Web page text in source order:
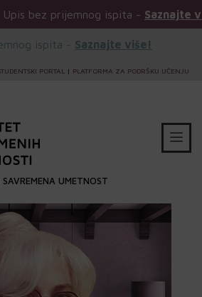
ispita -Saznajte više!
ispita - Saznajte više!
PORTAL | PLATFORMA ZA PODRŠKU UČENJU
UMETNOST